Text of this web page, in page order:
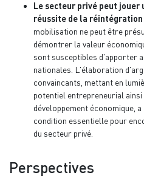
Le secteur privé peut
réussite de la
mobilisation ne peut être
démontrer la valeur
sont susceptibles d'apporter
nationales. L'élaboration
convaincants, mettant en
potentiel entrepreneurial
développement économique,
condition essentielle pour
du secteur privé.
Perspectives